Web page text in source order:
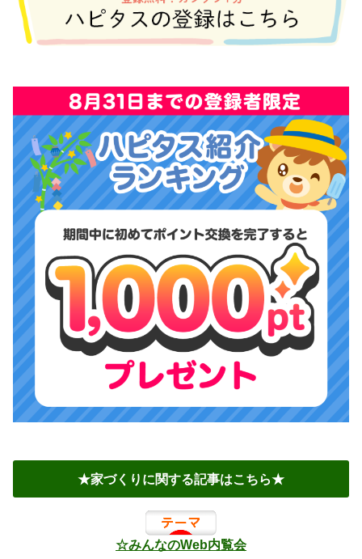
★家づくりに関する記事はこちら★
☆みんなのWeb内覧会